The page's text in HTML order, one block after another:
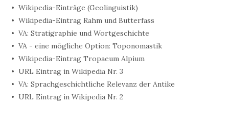
Wikipedia-Einträge (Geolinguistik)
Wikipedia-Eintrag Rahm und Butterfass
VA: Stratigraphie und Wortgeschichte
VA - eine mögliche Option: Toponomastik
Wikipedia-Eintrag Tropaeum Alpium
URL Eintrag in Wikipedia Nr. 3
VA: Sprachgeschichtliche Relevanz der Antike
URL Eintrag in Wikipedia Nr. 2